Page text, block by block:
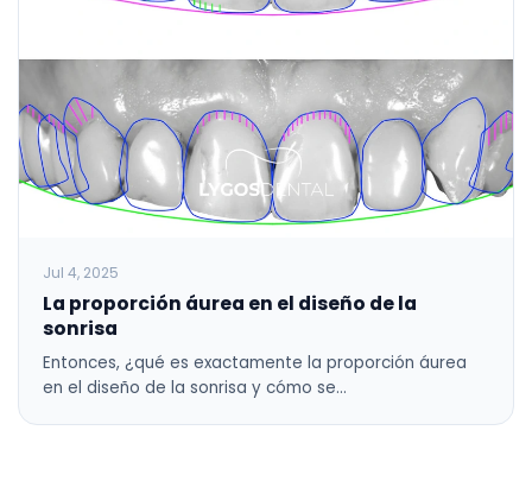
Jul 4, 2025
La proporción áurea en el diseño de la
sonrisa
Entonces, ¿qué es exactamente la proporción áurea
en el diseño de la sonrisa y cómo se…